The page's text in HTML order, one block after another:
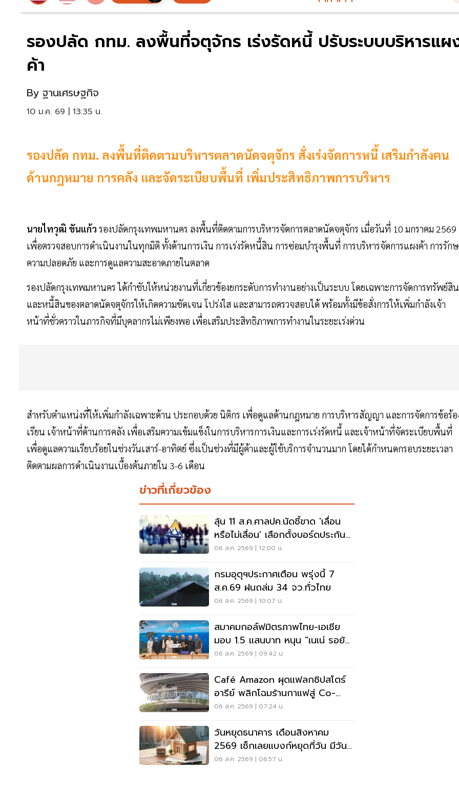
รองปลัด กทม. ลงพื้นที่จตุจักร เร่งรัดหนี้ ปรับระบบบริหารแผ
ค้า
By ฐานเศรษฐกิจ
10 ม.ค. 69 | 13:35 น.
รองปลัด กทม. ลงพื้นที่ติดตามบริหารตลาดนัดจตุจักร สั่งเร่งจัดการหนี้ เสริมกำลังคน
ด้านกฎหมาย การคลัง และจัดระเบียบพื้นที่ เพิ่มประสิทธิภาพการบริหาร
นายไทวุฒิ ขันแก้ว รองปลัดกรุงเทพมหานคร ลงพื้นที่ติดตามการบริหารจัดการตลาดนัดจตุจักร เมื่อวันที่ 10 มกราคม 2569
เพื่อตรวจสอบการดำเนินงานในทุกมิติ ทั้งด้านการเงิน การเร่งรัดหนี้สิน การซ่อมบำรุงพื้นที่ การบริหารจัดการแผงค้า การรัก
ความปลอดภัย และการดูแลความสะอาดภายในตลาด
รองปลัดกรุงเทพมหานคร ได้กำชับให้หน่วยงานที่เกี่ยวข้องยกระดับการทำงานอย่างเป็นระบบ โดยเฉพาะการจัดการทรัพย์สิน
และหนี้สินของตลาดนัดจตุจักรให้เกิดความชัดเจน โปร่งใส และสามารถตรวจสอบได้ พร้อมทั้งมีข้อสั่งการให้เพิ่มกำลังเจ้า
หน้าที่ชั่วคราวในภารกิจที่มีบุคลากรไม่เพียงพอ เพื่อเสริมประสิทธิภาพการทำงานในระยะเร่งด่วน
สำหรับตำแหน่งที่ให้เพิ่มกำลังเฉพาะด้าน ประกอบด้วย นิติกร เพื่อดูแลด้านกฎหมาย การบริหารสัญญา และการจัดการข้อร้อ
เรียน เจ้าหน้าที่ด้านการคลัง เพื่อเสริมความเข้มแข็งในการบริหารการเงินและการเร่งรัดหนี้ และเจ้าหน้าที่จัดระเบียบพื้นที่
เพื่อดูแลความเรียบร้อยในช่วงวันเสาร์-อาทิตย์ ซึ่งเป็นช่วงที่มีผู้ค้าและผู้ใช้บริการจำนวนมาก โดยได้กำหนดกรอบระยะเวลา
ติดตามผลการดำเนินงานเบื้องต้นภายใน 3-6 เดือน
ข่าวที่เกี่ยวข้อง
ลุ้น 11 ส.ค.ศาลปค.นัดชี้ขาด 'เลื่อน
หรือไม่เลื่อน' เลือกตั้งบอร์ดประกัน
สังคม
06 ส.ค. 2569 | 12:00 น.
กรมอุตุฯประกาศเตือน พรุ่งนี้ 7
ส.ค.69 ฝนถล่ม 34 จว.ทั่วไทย
06 ส.ค. 2569 | 10:07 น.
สมาคมกอล์ฟมิตรภาพไทย-เอเชีย
มอบ 1.5 แสนบาท หนุน "เนเน่ รอยัล"
ลุยเวทีที่สหรัฐ
06 ส.ค. 2569 | 09:42 น.
Café Amazon ผุดแฟลกชิปสโตร์
อารีย์ พลิกโฉมร้านกาแฟสู่ Co-
Working Space ครบวงจร
06 ส.ค. 2569 | 07:24 น.
วันหยุดธนาคาร เดือนสิงหาคม
2569 เช็กเลยแบงก์หยุดกี่วัน มีวัน
หยุดยาวไหม
06 ส.ค. 2569 | 06:57 น.